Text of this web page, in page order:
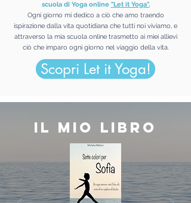
scuola di Yoga online "Let it Yoga".
Ogni giorno mi dedico a ciò che amo traendo
ispirazione dalla vita quotidiana che tutti noi viviamo, e
attraverso la mia scuola online trasmetto ai miei allievi
ciò che imparo ogni giorno nel viaggio della vita.
Scopri Let it Yoga!
il mio libro